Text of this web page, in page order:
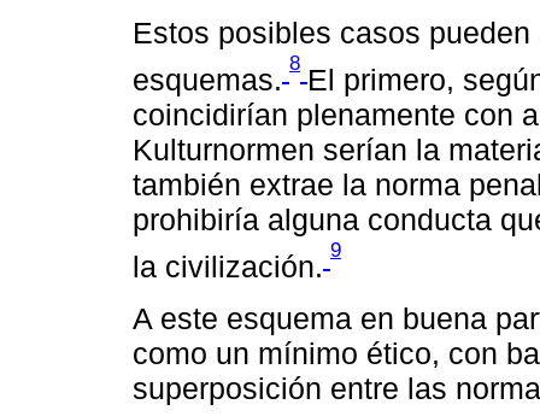
Estos posibles casos
esquemas.
8
El primero,
coincidirían plenamente con
Kulturnormen serían la
también extrae la norma
prohibiría alguna conducta
la civilización.
9
A este esquema en buena
como un mínimo ético, con
superposición entre las